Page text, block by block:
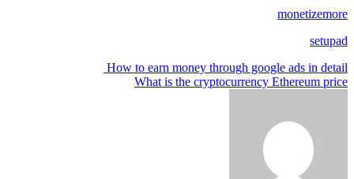
monetizemore
setupad
تصفّح
المقالات
How to earn money through google ads in detail
What is the cryptocurrency Ethereum price